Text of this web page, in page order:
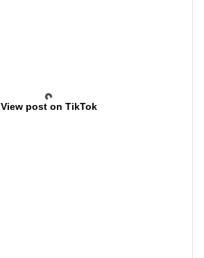
View post on TikTok